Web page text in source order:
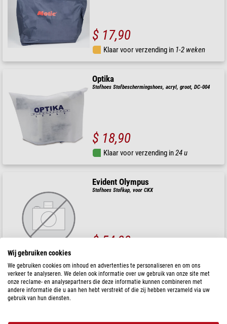
$ 17,90
Klaar voor verzending in 1-2 weken
Optika
Stofhoes Stofbeschermingshoes, acryl, groot, DC-004
$ 18,90
Klaar voor verzending in24 u
Evident Olympus
Stofhoes Stofkap, voor CKX
$ 54,00
Motic
Stofhoes Stofbeschermingshoes (Grootte B) (RedLine100)
Wij gebruiken cookies
We gebruiken cookies om inhoud en advertenties te personaliseren en om ons
verkeer te analyseren. We delen ook informatie over uw gebruik van onze site met
onze reclame- en analysepartners die deze informatie kunnen combineren met
andere informatie die u aan hen hebt verstrekt of die zij hebben verzameld via uw
gebruik van hun diensten.